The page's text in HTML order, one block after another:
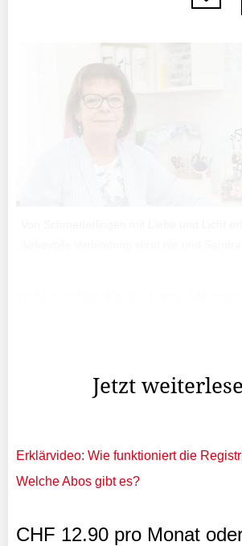
Jetzt
Erklärvideo: Wie funktioniert die
Welche Abos gibt es?
CHF 12.90 pro Monat